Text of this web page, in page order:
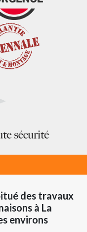
des travaux
à La
environs